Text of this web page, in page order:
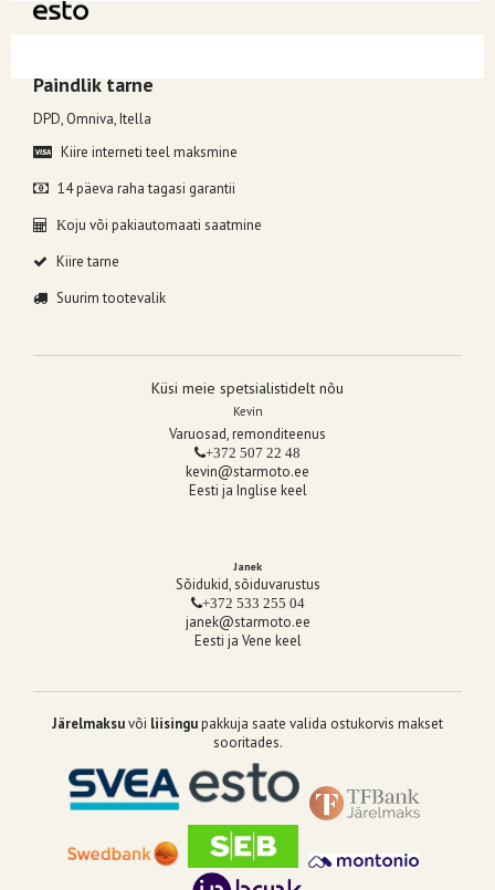
Paindlik tarne
DPD, Omniva, Itella
Kiire interneti teel maksmine
14 päeva raha tagasi garantii
Koju või pakiautomaati saatmine
Kiire tarne
Suurim tootevalik
Küsi meie spetsialistidelt nõu
Kevin
Varuosad, remonditeenus
+372 507 22 48
kevin@starmoto.ee
Eesti ja Inglise keel
Janek
Sõidukid, sõiduvarustus
+372 533 255 04
janek@starmoto.ee
Eesti ja Vene keel
Järelmaksuvõi liisingupakkuja saate valida ostukorvis makset
sooritades.